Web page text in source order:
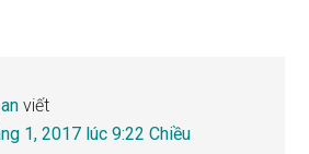
viết
1, 2017 lúc 9:22 Chiều